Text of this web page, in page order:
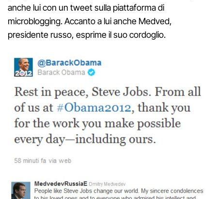
anche lui con un tweet sulla piattaforma di
microblogging. Accanto a lui anche Medved,
presidente russo, esprime il suo cordoglio.